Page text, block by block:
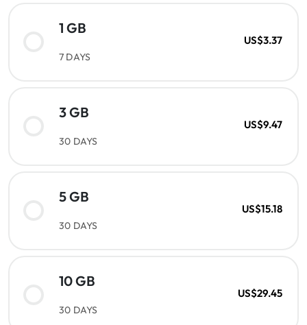
1 GB
7 DAYS
US$3.37
3 GB
30 DAYS
US$9.47
5 GB
30 DAYS
US$15.18
10 GB
30 DAYS
US$29.45